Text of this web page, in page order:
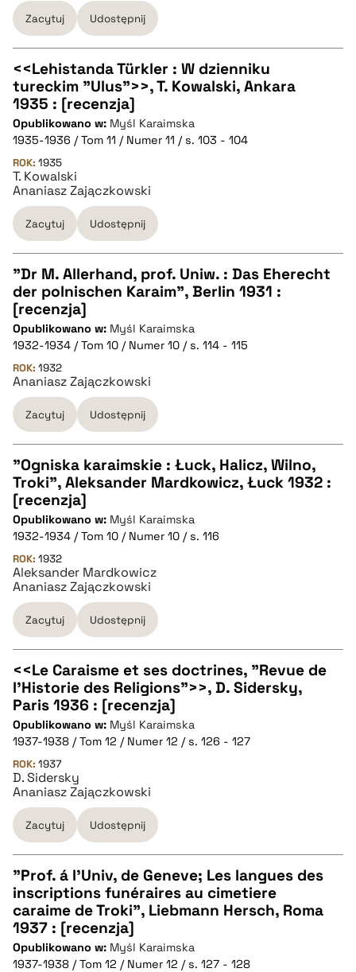
BIBTEX
pobierz cytat
Zacytuj Udostępnij
CZYSTY TEKST
pobierz cytat
BIBTEX
pobierz cytat
<<Lehistanda Türkler : W dzienniku
tureckim "Ulus">>, T. Kowalski, Ankara
1935 : [recenzja]
Opublikowano w: Myśl Karaimska
1935-1936 / Tom 11 / Numer 11 / s. 103 - 104
ROK: 1935
T. Kowalski
Ananiasz Zajączkowski
Zacytuj Udostępnij
CZYSTY TEKST
pobierz cytat
BIBTEX
pobierz cytat
"Dr M. Allerhand, prof. Uniw. : Das Eherecht
der polnischen Karaim", Berlin 1931 :
[recenzja]
Opublikowano w: Myśl Karaimska
1932-1934 / Tom 10 / Numer 10 / s. 114 - 115
ROK: 1932
Ananiasz Zajączkowski
Zacytuj Udostępnij
CZYSTY TEKST
pobierz cytat
BIBTEX
pobierz cytat
"Ogniska karaimskie : Łuck, Halicz, Wilno,
Troki", Aleksander Mardkowicz, Łuck 1932 :
[recenzja]
Opublikowano w: Myśl Karaimska
1932-1934 / Tom 10 / Numer 10 / s. 116
ROK: 1932
Aleksander Mardkowicz
Ananiasz Zajączkowski
Zacytuj Udostępnij
CZYSTY TEKST
pobierz cytat
BIBTEX
pobierz cytat
<<Le Caraisme et ses doctrines, "Revue de
l'Historie des Religions">>, D. Sidersky,
Paris 1936 : [recenzja]
Opublikowano w: Myśl Karaimska
1937-1938 / Tom 12 / Numer 12 / s. 126 - 127
ROK: 1937
D. Sidersky
Ananiasz Zajączkowski
Zacytuj Udostępnij
CZYSTY TEKST
pobierz cytat
"Prof. á l'Univ, de Geneve; Les langues des
inscriptions funéraires au cimetiere
caraime de Troki", Liebmann Hersch, Roma
1937 : [recenzja]
Opublikowano w: Myśl Karaimska
1937-1938 / Tom 12 / Numer 12 / s. 127 - 128